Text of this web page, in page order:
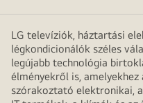
LG televíziók, háztartási
légkondicionálók széles
legújabb technológia
élményekről is,
szórakoztató elektronikai,